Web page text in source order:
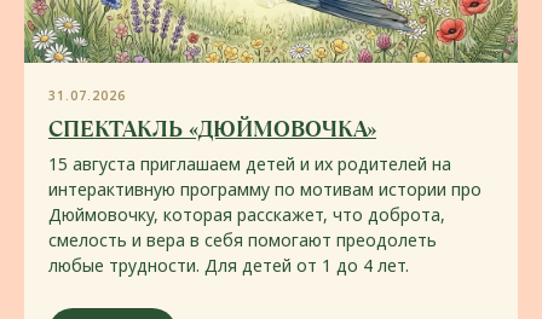
31.07.2026
СПЕКТАКЛЬ «ДЮЙМОВОЧКА»
15 августа приглашаем детей и их родителей на
интерактивную программу по мотивам истории про
Дюймовочку, которая расскажет, что доброта,
смелость и вера в себя помогают преодолеть
любые трудности. Для детей от 1 до 4 лет.